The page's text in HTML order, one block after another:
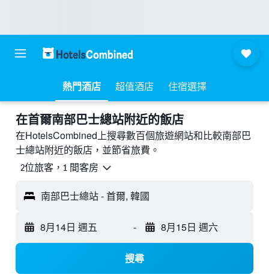
熱門酒店 超值酒店 住宿選擇
​在首爾南部巴士總站附近​的飯店
在HotelsCombined上搜尋數百個旅遊網站和比較南部巴
士總站附近的飯店，並節省旅費。
2位旅客，1 間客房
南部巴士總站 - 首爾, 韓國
8月14日 週五 - 8月15日 週六
搜尋